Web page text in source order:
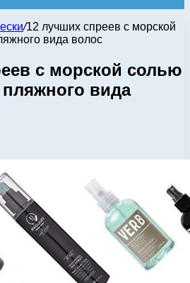
/12 лучших спреев с морской
вида волос
с морской солью
вида